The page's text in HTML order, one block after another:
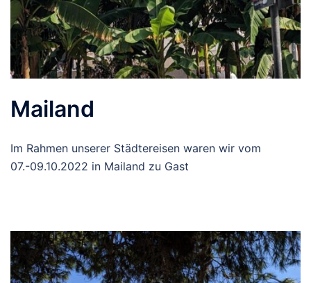
Mailand
Im Rahmen unserer Städtereisen waren wir vom
07.-09.10.2022 in Mailand zu Gast